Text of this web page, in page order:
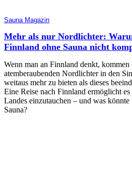
Sauna Magazin
Mehr als nur Nordlichter:
Finnland ohne Sauna nicht
Wenn man an Finnland denkt, kommen
atemberaubenden Nordlichter in den
weitaus mehr zu bieten als dieses
Eine Reise nach Finnland ermöglicht
Landes einzutauchen – und was
Sauna?